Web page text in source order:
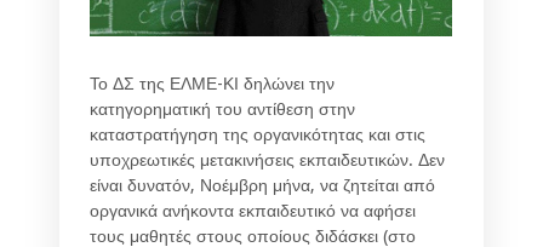
Το ΔΣ της ΕΛΜΕ-ΚΙ δηλώνει την
κατηγορηματική του αντίθεση στην
καταστρατήγηση της οργανικότητας και στις
υποχρεωτικές μετακινήσεις εκπαιδευτικών. Δεν
είναι δυνατόν, Νοέμβρη μήνα, να ζητείται από
οργανικά ανήκοντα εκπαιδευτικό να αφήσει
τους μαθητές στους οποίους διδάσκει (στο